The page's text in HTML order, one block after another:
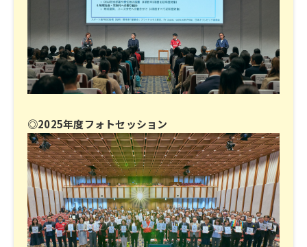
◎2025年度フォトセッション